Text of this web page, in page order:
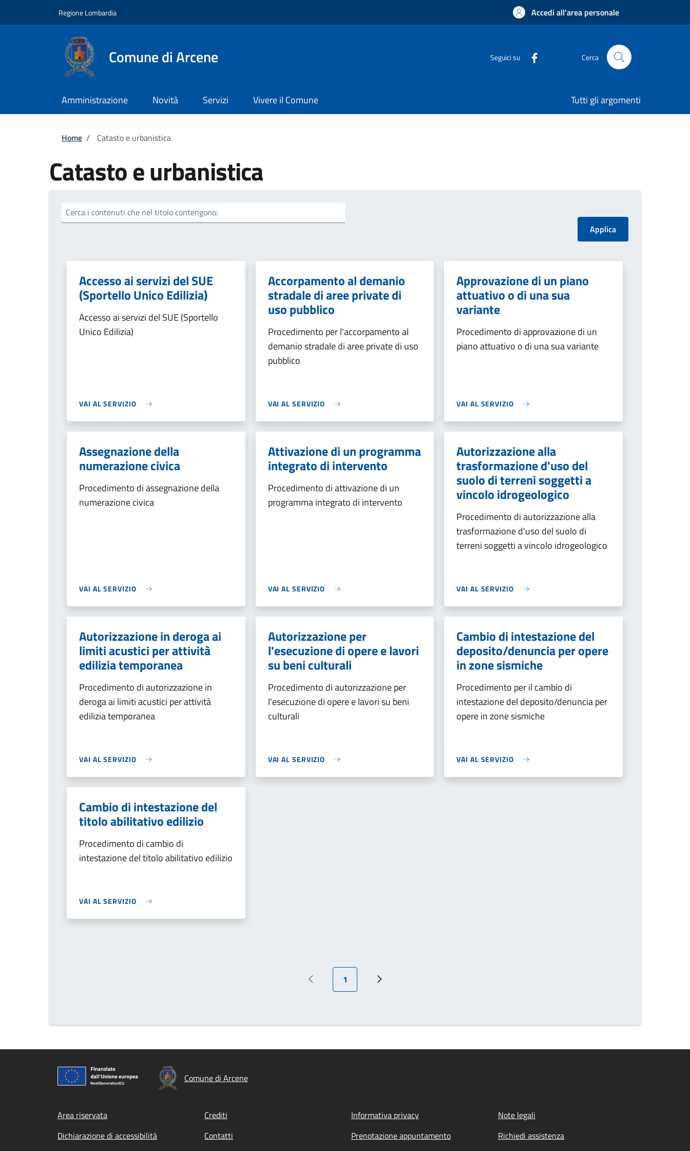
Regione Lombardia Accedi all'area personale
Comune di Arcene Seguici su Cerca
Amministrazione Novità Servizi Vivere il Comune Tutti gli argomenti
Briciole di pane
Home / Catasto e urbanistica
Catasto e urbanistica
Cerca i contenuti che nel titolo contengono:
Accesso ai servizi del SUE
(Sportello Unico Edilizia)
Accesso ai servizi del SUE (Sportello
Unico Edilizia)
VAI AL SERVIZIO
Accorpamento al demanio
stradale di aree private di
uso pubblico
Procedimento per l'accorpamento al
demanio stradale di aree private di uso
pubblico
VAI AL SERVIZIO
Approvazione di un piano
attuativo o di una sua
variante
Procedimento di approvazione di un
piano attuativo o di una sua variante
VAI AL SERVIZIO
Assegnazione della
numerazione civica
Procedimento di assegnazione della
numerazione civica
VAI AL SERVIZIO
Attivazione di un programma
integrato di intervento
Procedimento di attivazione di un
programma integrato di intervento
VAI AL SERVIZIO
Autorizzazione alla
trasformazione d'uso del
suolo di terreni soggetti a
vincolo idrogeologico
Procedimento di autorizzazione alla
trasformazione d'uso del suolo di
terreni soggetti a vincolo idrogeologico
VAI AL SERVIZIO
Autorizzazione in deroga ai
limiti acustici per attività
edilizia temporanea
Procedimento di autorizzazione in
deroga ai limiti acustici per attività
edilizia temporanea
VAI AL SERVIZIO
Autorizzazione per
l'esecuzione di opere e lavori
su beni culturali
Procedimento di autorizzazione per
l'esecuzione di opere e lavori su beni
culturali
VAI AL SERVIZIO
Cambio di intestazione del
deposito/denuncia per opere
in zone sismiche
Procedimento per il cambio di
intestazione del deposito/denuncia per
opere in zone sismiche
VAI AL SERVIZIO
Cambio di intestazione del
titolo abilitativo edilizio
Procedimento di cambio di
intestazione del titolo abilitativo edilizio
VAI AL SERVIZIO
Pagina precedente
Pagina attuale
1
Prossima pagina
Comune di Arcene
Footer menu
Area riservata Crediti Informativa privacy
Note legali
Dichiarazione di accessibilità
Contatti Prenotazione appuntamento
Richiedi assistenza